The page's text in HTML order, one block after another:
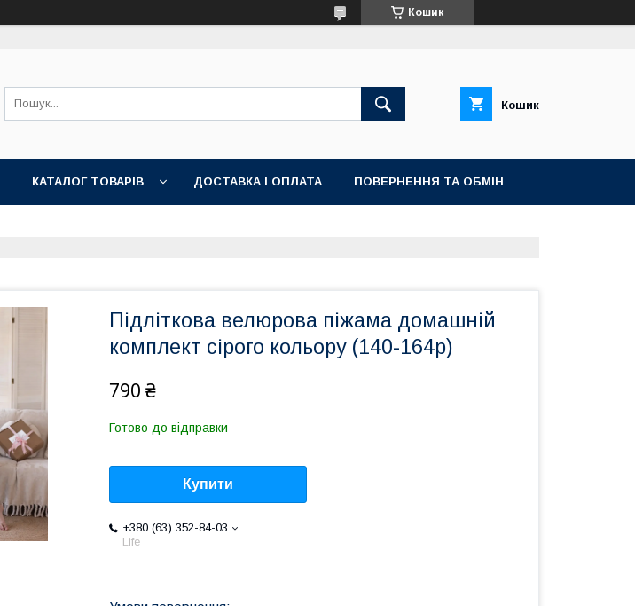
Кошик
Кошик
КАТАЛОГ ТОВАРІВ ДОСТАВКА І ОПЛАТА ПОВЕРНЕННЯ ТА ОБМІН
Підліткова велюрова піжама домашній
комплект сірого кольору (140-164р)
790 ₴
Готово до відправки
Купити
+380 (63) 352-84-03
Life